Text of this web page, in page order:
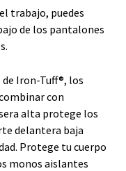
trabajo, puedes
de los pantalones
Iron-Tuff®, los
con
alta protege los
delantera baja
Protege tu cuerpo
monos aislantes